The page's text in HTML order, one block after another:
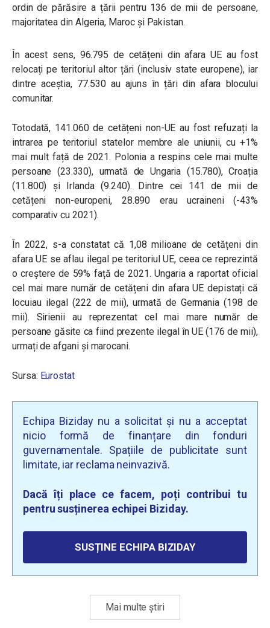
ordin de părăsire a țării pentru 136 de mii de persoane,
majoritatea din Algeria, Maroc și Pakistan.
În acest sens, 96.795 de cetățeni din afara UE au fost
relocați pe teritoriul altor țări (inclusiv state europene), iar
dintre aceștia, 77.530 au ajuns în țări din afara blocului
comunitar.
Totodată, 141.060 de cetățeni non-UE au fost refuzați la
intrarea pe teritoriul statelor membre ale uniunii, cu +1%
mai mult față de 2021. Polonia a respins cele mai multe
persoane (23.330), urmată de Ungaria (15.780), Croația
(11.800) și Irlanda (9.240). Dintre cei 141 de mii de
cetățeni non-europeni, 28.890 erau ucraineni (-43%
comparativ cu 2021).
În 2022, s-a constatat că 1,08 milioane de cetățeni din
afara UE se aflau ilegal pe teritoriul UE, ceea ce reprezintă
o creștere de 59% față de 2021. Ungaria a raportat oficial
cel mai mare număr de cetățeni din afara UE depistați că
locuiau ilegal (222 de mii), urmată de Germania (198 de
mii). Sirienii au reprezentat cel mai mare număr de
persoane găsite ca fiind prezente ilegal în UE (176 de mii),
urmați de afgani și marocani.
Sursa: Eurostat
Echipa Biziday nu a solicitat și nu a acceptat
nicio formă de finanțare din fonduri
guvernamentale. Spațiile de publicitate sunt
limitate, iar reclama neinvazivă.
Dacă îți place ce facem, poți contribui tu
pentru susținerea echipei Biziday.
SUSȚINE ECHIPA BIZIDAY
Mai multe știri